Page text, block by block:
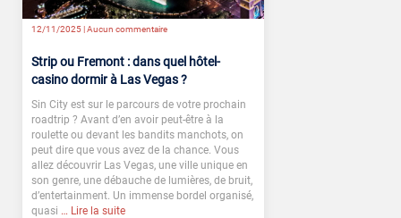
12/11/2025 |Aucun commentaire
Strip ou Fremont : dans quel hôtel-
casino dormir à Las Vegas ?
Sin City est sur le parcours de votre prochain
roadtrip ? Avant d’en avoir peut-être à la
roulette ou devant les bandits manchots, on
peut dire que vous avez de la chance. Vous
allez découvrir Las Vegas, une ville unique en
son genre, une débauche de lumières, de bruit,
d’entertainment. Un immense bordel organisé,
quasi … Lire la suite